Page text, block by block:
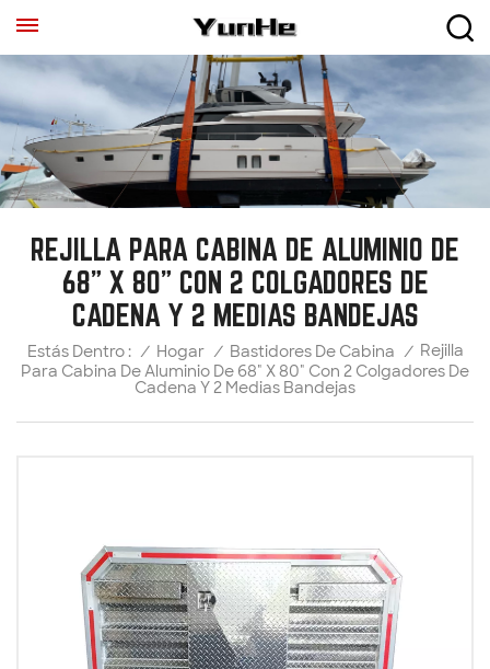
REJILLA PARA CABINA DE ALUMINIO DE
68" X 80" CON 2 COLGADORES DE
CADENA Y 2 MEDIAS BANDEJAS
Estás Dentro : / Hogar / Bastidores De Cabina / Rejilla
Para Cabina De Aluminio De 68" X 80" Con 2 Colgadores De
Cadena Y 2 Medias Bandejas